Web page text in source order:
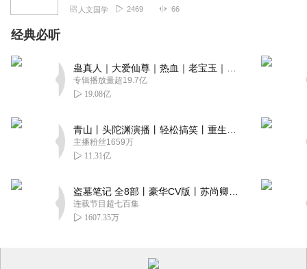
人文国学 2469 66
经典必听
专辑播放量超19.7亿
19.08亿
主播粉丝1659万
11.31亿
连载节目超七百集
1607.35万